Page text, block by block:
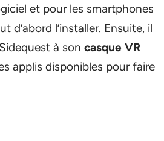
et pour les smartphones
d’abord l’installer. Ensuite, il
à son casque VR
applis disponibles pour faire